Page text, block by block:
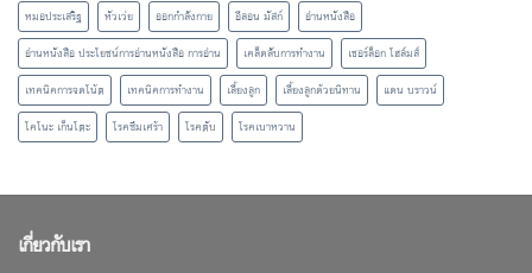
หมอประเสริฐ
หัวเว่ย ออกกำลังกาย อีลอน มัสก์
อ่านหนังสือ
อ่านหนังสือ ประโยชน์การอ่านหนังสือ การอ่าน
เคล็ดลับการทำงาน
เชอร์ล็อก โฮล์มส์
เทคนิคการจดโน้ต
เทคนิคการทำงาน เลี้ยงลูก เลี้ยงลูกด้วยนิทาน
แดน บราวน์
โคโนะ เก็นโตะ
โรคซึมเศร้า โรคตับ โรคเบาหวาน
เกี่ยวกับเรา